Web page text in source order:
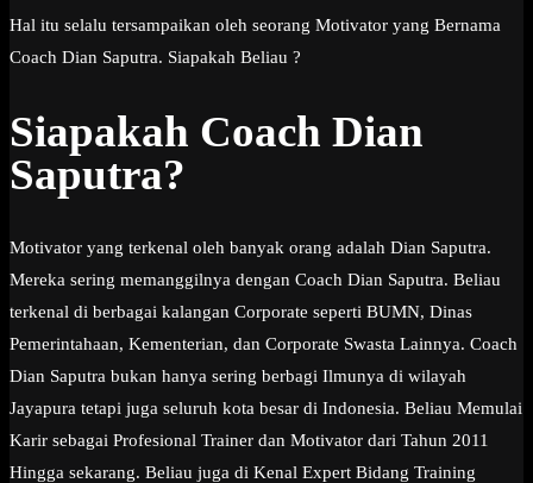
Hal itu selalu tersampaikan oleh seorang Motivator yang Bernama
Coach Dian Saputra. Siapakah Beliau ?
Siapakah Coach Dian
Saputra?
Motivator yang terkenal oleh banyak orang adalah Dian Saputra.
Mereka sering memanggilnya dengan Coach Dian Saputra. Beliau
terkenal di berbagai kalangan Corporate seperti BUMN, Dinas
Pemerintahaan, Kementerian, dan Corporate Swasta Lainnya. Coach
Dian Saputra bukan hanya sering berbagi Ilmunya di wilayah
Jayapura tetapi juga seluruh kota besar di Indonesia. Beliau Memulai
Karir sebagai Profesional Trainer dan Motivator dari Tahun 2011
Hingga sekarang. Beliau juga di Kenal Expert Bidang Training